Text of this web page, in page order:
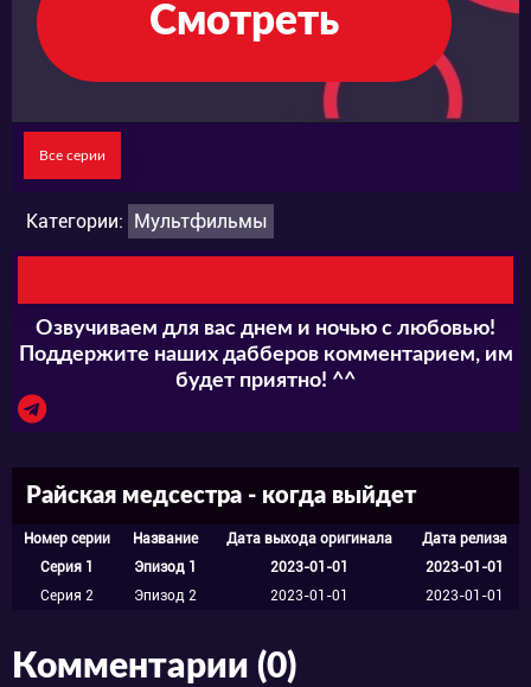
Смотреть
Все серии
Категории: Мультфильмы
Озвучиваем для вас днем и ночью с любовью!
Поддержите наших дабберов комментарием, им
будет приятно! ^^
Райская медсестра - когда выйдет
Номер серии Название Дата выхода оригинала
Дата релиза
Серия 1
Эпизод 1 2023-01-01
2023-01-01
Серия 2
Эпизод 2 2023-01-01 2023-01-01
Комментарии (0)